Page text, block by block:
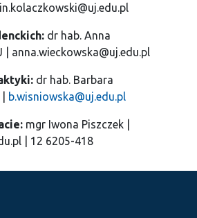
dr hab. Anna
| anna.wieckowska@uj.edu.pl
dr hab. Barbara
b.wisniowska@uj.edu.pl
mgr Iwona Piszczek |
| 12 6205-418